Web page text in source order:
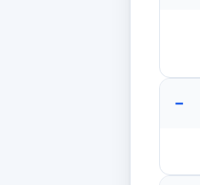
−